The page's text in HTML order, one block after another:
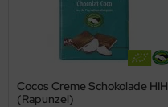
Cocos Creme Schokolade HIH
(Rapunzel)